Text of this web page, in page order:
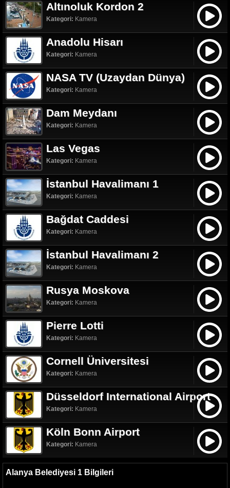
Altınoluk Kordon 2
Kategori: Kamera
Anadolu Hisarı
Kategori: Kamera
NASA TV (Uzaydan Dünya)
Kategori: Kamera
Dam Meydanı
Kategori: Kamera
Las Vegas
Kategori: Kamera
İstanbul Havalimanı 1
Kategori: Kamera
Bağdat Caddesi
Kategori: Kamera
İstanbul Havalimanı 2
Kategori: Kamera
Rusya Moskova
Kategori: Kamera
Pierre Lotti
Kategori: Kamera
Cornell Üniversitesi
Kategori: Kamera
Düsseldorf International Airport
Kategori: Kamera
Köln Bonn Airport
Kategori: Kamera
Alanya Belediyesi 1 Bilgileri